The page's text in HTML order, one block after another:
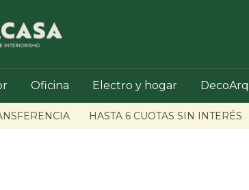
Oficina Electro y hogar DecoArq
HASTA 6 CUOTAS SIN INTERÉS